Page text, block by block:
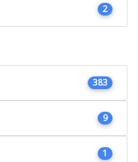
2
383
9
1